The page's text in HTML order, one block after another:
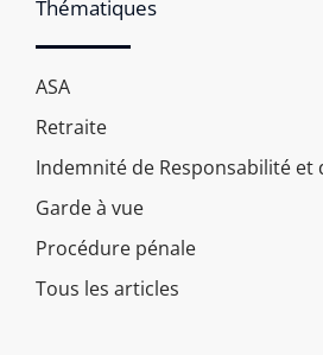
Thématiques
ASA
Retraite
Indemnité de Responsabilité et
Garde à vue
Procédure pénale
Tous les articles